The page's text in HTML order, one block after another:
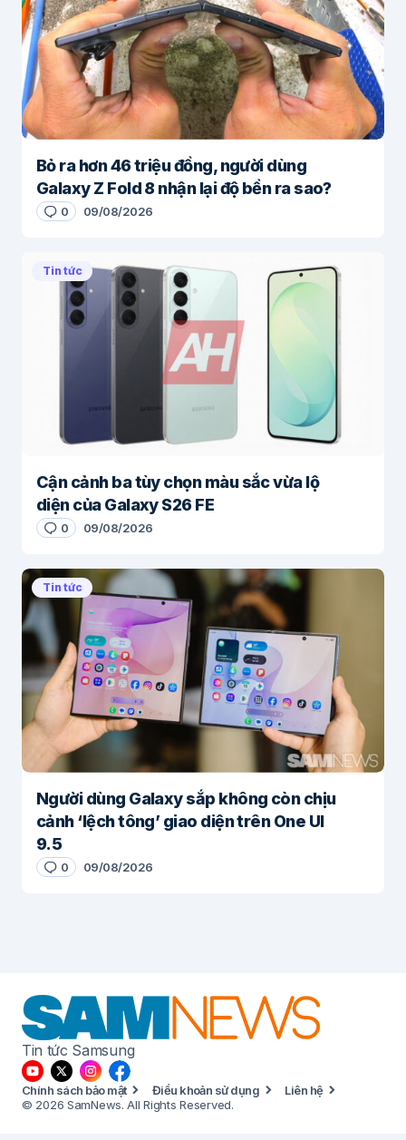
Bỏ ra hơn 46 triệu đồng, người dùng
Galaxy Z Fold 8 nhận lại độ bền ra sao?
0 09/08/2026
Tin tức
Cận cảnh ba tùy chọn màu sắc vừa lộ
diện của Galaxy S26 FE
0 09/08/2026
Tin tức
Người dùng Galaxy sắp không còn chịu
cảnh ‘lệch tông’ giao diện trên One UI
9.5
0 09/08/2026
Tin tức Samsung
Chính sách bảo mật Điều khoản sử dụng
Liên hệ
© 2026 SamNews. All Rights Reserved.